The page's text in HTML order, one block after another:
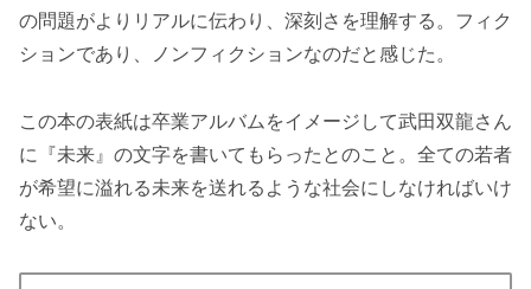
の問題がよりリアルに伝わり、深刻さを理解する。フィク
ションであり、ノンフィクションなのだと感じた。
この本の表紙は卒業アルバムをイメージして武田双龍さん
に『未来』の文字を書いてもらったとのこと。全ての若者
が希望に溢れる未来を送れるような社会にしなければいけ
ない。